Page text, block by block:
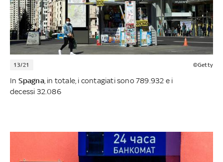
13/21 ©Getty
In Spagna, in totale, i contagiati sono 789.932 e i
decessi 32.086